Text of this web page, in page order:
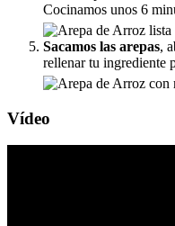
Cocinamos unos 6
Sacamos las arepas,
rellenar tu ingrediente
Vídeo